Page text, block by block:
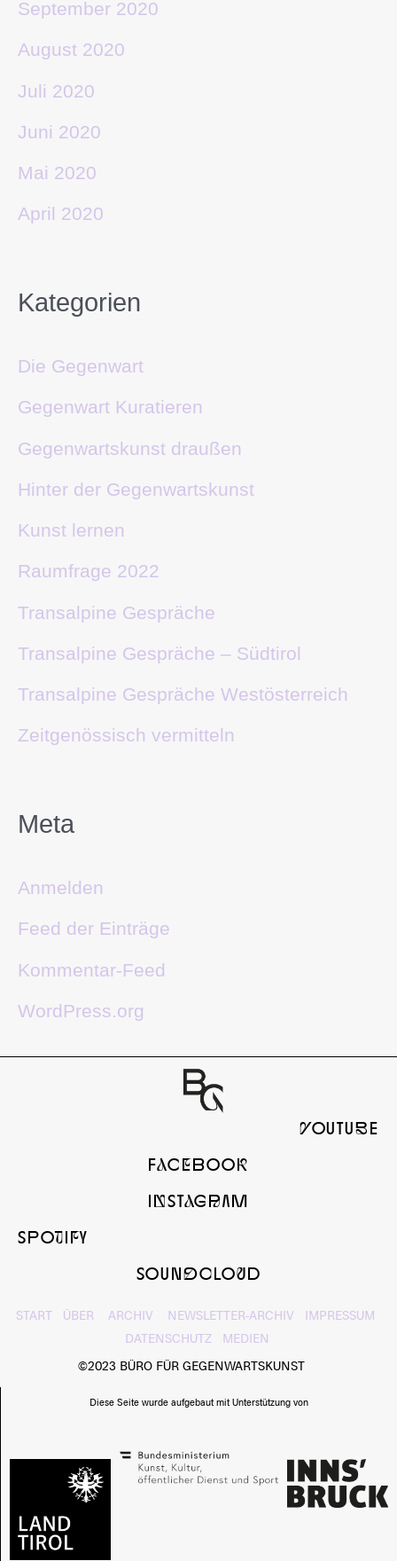
September 2020
August 2020
Juli 2020
Juni 2020
Mai 2020
April 2020
Kategorien
Die Gegenwart
Gegenwart Kuratieren
Gegenwartskunst draußen
Hinter der Gegenwartskunst
Kunst lernen
Raumfrage 2022
Transalpine Gespräche
Transalpine Gespräche – Südtirol
Transalpine Gespräche Westösterreich
Zeitgenössisch vermitteln
Meta
Anmelden
Feed der Einträge
Kommentar-Feed
WordPress.org
yOUTUbE
FaCeBOOk
InSTaGrAM
SPOtIfY
SOUNdcLOuD
STARTÜBER ARCHIV NEWSLETTER-ARCHIV
IMPRESSUM
DATENSCHUTZ
MEDIEN
©2023 BÜRO FÜR GEGENWARTSKUNST
Diese Seite wurde aufgebaut mit Unterstützung von